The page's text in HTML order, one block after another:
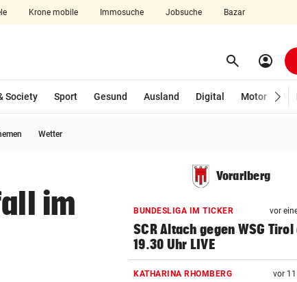
Krone mobile Immosuche Jobsuche Bazar
aufklappen search Suchen
account_circle
Society Sport Gesund Ausland Digital Motor
Wetter
im
Vorarlberg
BUNDESLIGA IM TICKER vor
SCR Altach gegen WSG Tirol
19.30 Uhr LIVE
KATHARINA RHOMBERG vor